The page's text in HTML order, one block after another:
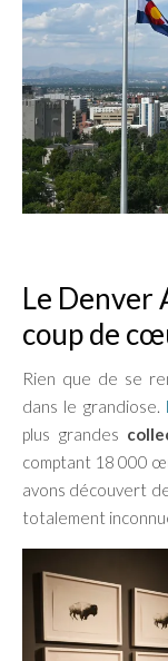
Le Denver
coup de
Rien que de se
dans le grandiose.
plus grandes
comptant 18 000
avons découvert
totalement